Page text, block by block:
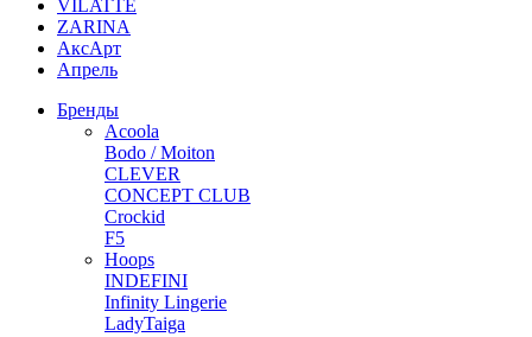
VILATTE
ZARINA
АксАрт
Апрель
Бренды
Acoola
Bodo / Moiton
CLEVER
CONCEPT CLUB
Crockid
F5
Hoops
INDEFINI
Infinity Lingerie
LadyTaiga